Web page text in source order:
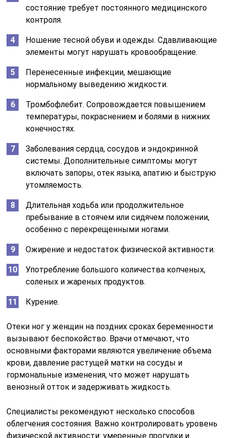
состояние требует постоянного медицинского
контроля.
Ношение тесной обуви и одежды. Сдавливающие
элементы могут нарушать кровообращение.
Перенесенные инфекции, мешающие
нормальному выведению жидкости.
Тромбофлебит. Сопровождается повышением
температуры, покраснением и болями в нижних
конечностях.
Заболевания сердца, сосудов и эндокринной
системы. Дополнительные симптомы могут
включать запоры, отек языка, апатию и быструю
утомляемость.
Длительная ходьба или продолжительное
пребывание в стоячем или сидячем положении,
особенно с перекрещенными ногами.
Ожирение и недостаток физической активности.
Употребление большого количества копченых,
соленых и жареных продуктов.
Курение.
Отеки ног у женщин на поздних сроках беременности
вызывают беспокойство. Врачи отмечают, что
основными факторами являются увеличение объема
крови, давление растущей матки на сосуды и
гормональные изменения, что может нарушать
венозный отток и задерживать жидкость.
Специалисты рекомендуют несколько способов
облегчения состояния. Важно контролировать уровень
физической активности: умеренные прогулки и